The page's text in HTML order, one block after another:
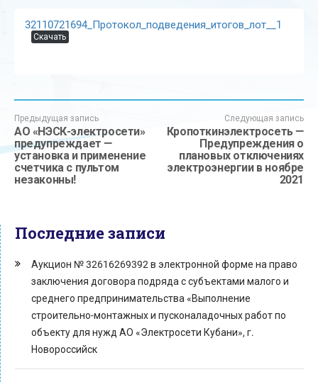
32110721694_Протокол_подведения_итогов_лот__1
Скачать
Предыдущая запись
АО «НЭСК-электросети»
предупреждает —
установка и применение
счетчика с пультом
незаконны!
Следующая запись
Кропоткинэлектросеть —
Предупреждения о
плановых отключениях
электроэнергии в ноябре
2021
Последние записи
Аукцион № 32616269392 в электронной форме на право
заключения договора подряда с субъектами малого и
среднего предпринимательства «Выполнение
строительно-монтажных и пусконаладочных работ по
объекту для нужд АО «Электросети Кубани», г.
Новороссийск